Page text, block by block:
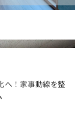
へ！家事動線を整